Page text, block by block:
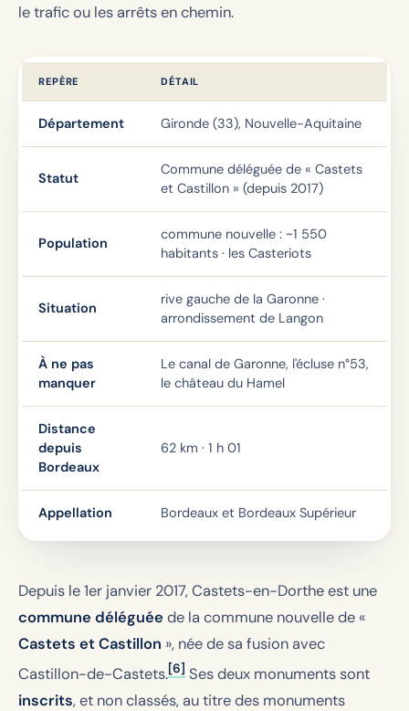
le trafic ou les arrêts en chemin.
REPÈRE DÉTAIL
Département Gironde (33), Nouvelle-Aquitaine
Statut
Commune déléguée de « Castets
et Castillon » (depuis 2017)
Population
commune nouvelle : ~1 550
habitants · les Casteriots
Situation
rive gauche de la Garonne ·
arrondissement de Langon
À ne pas
manquer
Le canal de Garonne, l'écluse n°53,
le château du Hamel
Distance
depuis
Bordeaux
62 km · 1 h 01
Appellation Bordeaux et Bordeaux Supérieur
Depuis le 1er janvier 2017, Castets-en-Dorthe est une
commune déléguée de la commune nouvelle de «
Castets et Castillon », née de sa fusion avec
Castillon-de-Castets.[6] Ses deux monuments sont
inscrits, et non classés, au titre des monuments